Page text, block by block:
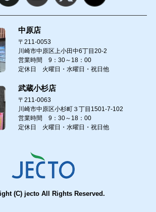
中原店
〒211-0053
川崎市中原区上小田中6丁目20-2
営業時間 9：30～18：00
定休日 火曜日・水曜日・祝日他
武蔵小杉店
〒211-0063
川崎市中原区小杉町３丁目1501-7-102
営業時間 9：30～18：00
定休日 火曜日・水曜日・祝日他
(C) jecto All Rights Reserved.